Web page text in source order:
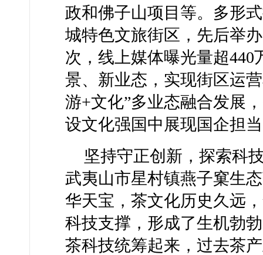
政和佛子山项目等。多形
城特色文旅街区，先后举
次，线上媒体曝光量超440
景、新业态，实现街区运
游+文化”多业态融合发展
设文化强国中展现国企担
坚持守正创新，探索科
武夷山市星村镇燕子窠生
华天宝，茶文化历史久远
科技支撑，形成了生机勃
茶科技统筹起来，过去茶